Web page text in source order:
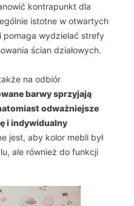
kontrapunkt dla
istotne w otwartych
pomaga wydzielać strefy
ścian działowych.
na odbiór
barwy sprzyjają
odważniejsze
i indywidualny
jest, aby kolor mebli był
ale również do funkcji